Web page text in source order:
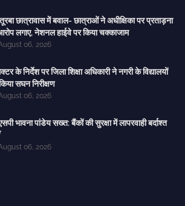
छात्रावास में बवाल- छात्राओं ने अधीक्षिका पर प्रताड़ना
लगाए, नेशनल हाईवे पर किया चक्काजाम
06, 2026
के निर्देश पर जिला शिक्षा अधिकारी ने नगरी के विद्यालयों
सघन निरीक्षण
06, 2026
भावना पांडेय सख्त: बैंकों की सुरक्षा में लापरवाही बर्दाश्त
06, 2026